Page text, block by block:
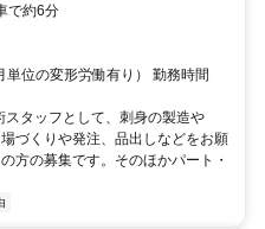
で約6分
位の変形労働有り） 勤務時間
タッフとして、刺身の製造や
づくりや発注、品出しなどをお願
方の募集です。そのほかパート・